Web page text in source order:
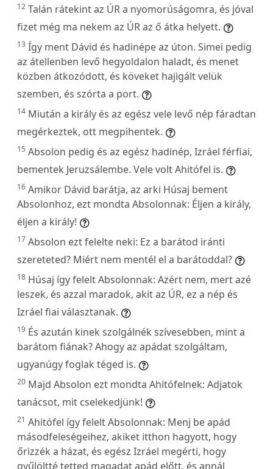
12 Talán rátekint az ÚR a nyomorúságomra, és jóval
fizet még ma nekem az ÚR az ő átka helyett.
13 Így ment Dávid és hadinépe az úton. Simei pedig
az átellenben levő hegyoldalon haladt, és menet
közben átkozódott, és köveket hajigált velük
szemben, és szórta a port.
14 Miután a király és az egész vele levő nép fáradtan
megérkeztek, ott megpihentek.
15 Absolon pedig és az egész hadinép, Izráel férfiai,
bementek Jeruzsálembe. Vele volt Ahitófel is.
16 Amikor Dávid barátja, az arki Húsaj bement
Absolonhoz, ezt mondta Absolonnak: Éljen a király,
éljen a király!
17 Absolon ezt felelte neki: Ez a barátod iránti
szereteted? Miért nem mentél el a barátoddal?
18 Húsaj így felelt Absolonnak: Azért nem, mert azé
leszek, és azzal maradok, akit az ÚR, ez a nép és
Izráel fiai választanak.
19 És azután kinek szolgálnék szívesebben, mint a
barátom fiának? Ahogy az apádat szolgáltam,
ugyanúgy foglak téged is.
20 Majd Absolon ezt mondta Ahitófelnek: Adjatok
tanácsot, mit cselekedjünk!
21 Ahitófel így felelt Absolonnak: Menj be apád
másodfeleségeihez, akiket itthon hagyott, hogy
őrizzék a házat, és egész Izráel megérti, hogy
gyűlöltté tetted magadat apád előtt, és annál